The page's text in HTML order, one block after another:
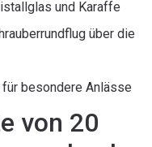
und Karaffe
über die
besondere Anlässe
von 20